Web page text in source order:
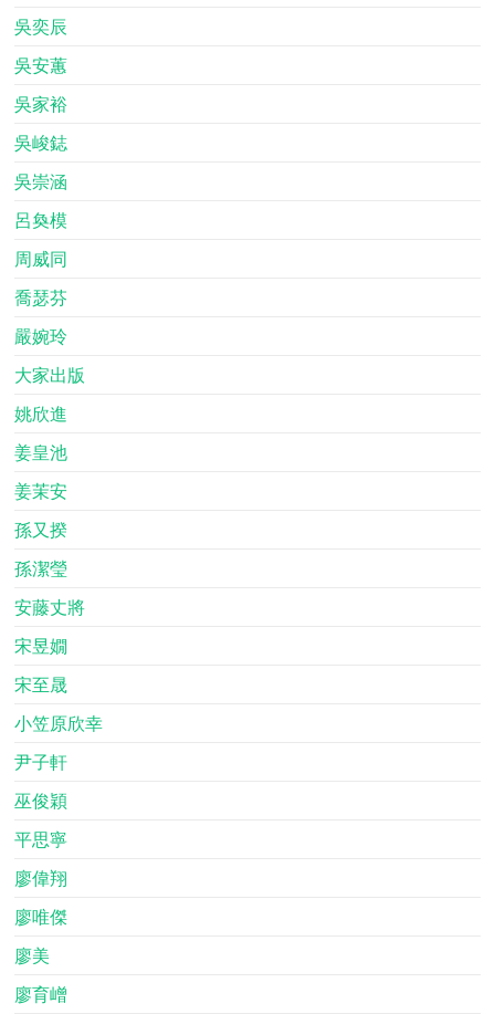
吳奕辰
吳安蕙
吳家裕
吳峻鋕
吳崇涵
呂奐模
周威同
喬瑟芬
嚴婉玲
大家出版
姚欣進
姜皇池
姜茉安
孫又揆
孫潔瑩
安藤丈將
宋昱嫺
宋至晟
小笠原欣幸
尹子軒
巫俊穎
平思寧
廖偉翔
廖唯傑
廖美
廖育嶒